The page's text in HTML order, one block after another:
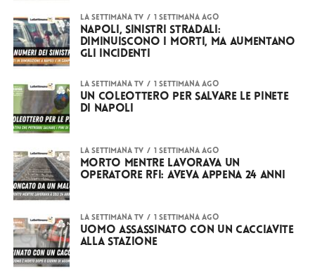
LA SETTIMANA TV 1 settimana ago
Napoli, sinistri stradali:
diminuiscono i morti, ma aumentano
gli incidenti
LA SETTIMANA TV 1 settimana ago
Un coleottero per salvare le pinete
di Napoli
LA SETTIMANA TV 1 settimana ago
Morto mentre lavorava un
operatore RFI: aveva appena 24 anni
LA SETTIMANA TV 1 settimana ago
Uomo assassinato con un cacciavite
alla stazione